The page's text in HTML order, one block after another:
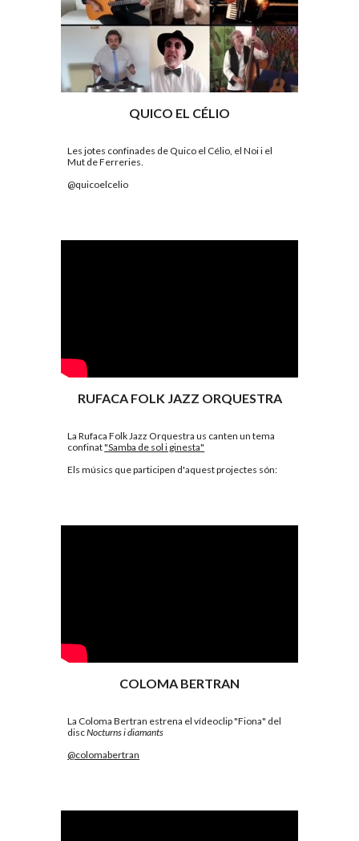
QUICO EL CÉLIO
Les jotes confinades de Quico el Célio, el Noi i el
Mut de Ferreries.
@quicoelcelio
RUFACA FOLK JAZZ ORQUESTRA
La Rufaca Folk Jazz Orquestra us canten un tema
confinat "Samba de sol i ginesta"
Els músics que participen d'aquest projectes són:
COLOMA BERTRAN
La Coloma Bertran estrena el vídeoclip "Fiona" del
disc Nocturns i diamants
@colomabertran